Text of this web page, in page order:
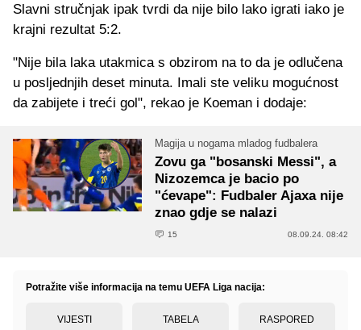
Slavni stručnjak ipak tvrdi da nije bilo lako igrati iako je
krajni rezultat 5:2.
"Nije bila laka utakmica s obzirom na to da je odlučena
u posljednjih deset minuta. Imali ste veliku mogućnost
da zabijete i treći gol", rekao je Koeman i dodaje:
Magija u nogama mladog fudbalera
Zovu ga "bosanski Messi", a
Nizozemca je bacio po
"ćevape": Fudbaler Ajaxa nije
znao gdje se nalazi
15 08.09.24. 08:42
Potražite više informacija na temu UEFA Liga nacija:
VIJESTI TABELA RASPORED